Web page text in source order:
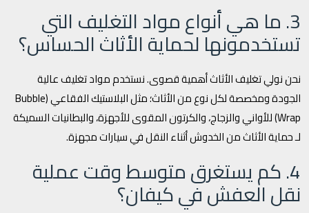
3. ما هي أنواع مواد التغليف التي
تستخدمونها لحماية الأثاث الحساس؟
نحن نولي تغليف الأثاث أهمية قصوى. نستخدم مواد تغليف عالية
الجودة ومخصصة لكل نوع من الأثاث؛ مثل البلاستيك الفقاعي (Bubble
Wrap) للأواني والزجاج، والكرتون المقوى للأجهزة، والبطانيات السميكة
لـ حماية الأثاث من الخدوش أثناء النقل في سيارات مجهزة.
4. كم يستغرق متوسط وقت عملية
نقل العفش في كيفان؟